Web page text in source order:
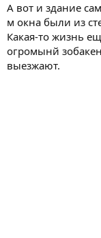
А вот и здание
м окна были из
Какая-то жизнь
огромынй
выезжают.